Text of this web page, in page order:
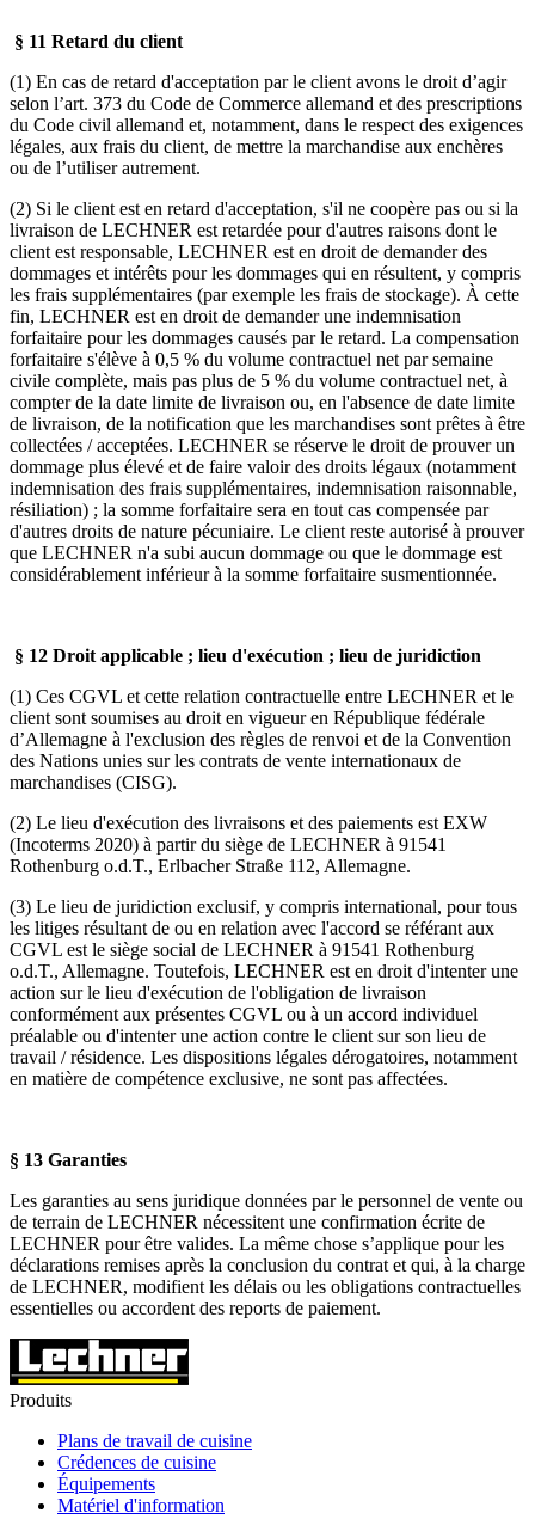
§ 11 Retard du client
(1) En cas de retard d'acceptation par le client avons le droit d’agir
selon l’art. 373 du Code de Commerce allemand et des prescriptions
du Code civil allemand et, notamment, dans le respect des exigences
légales, aux frais du client, de mettre la marchandise aux enchères
ou de l’utiliser autrement.
(2) Si le client est en retard d'acceptation, s'il ne coopère pas ou si la
livraison de LECHNER est retardée pour d'autres raisons dont le
client est responsable, LECHNER est en droit de demander des
dommages et intérêts pour les dommages qui en résultent, y compris
les frais supplémentaires (par exemple les frais de stockage). À cette
fin, LECHNER est en droit de demander une indemnisation
forfaitaire pour les dommages causés par le retard. La compensation
forfaitaire s'élève à 0,5 % du volume contractuel net par semaine
civile complète, mais pas plus de 5 % du volume contractuel net, à
compter de la date limite de livraison ou, en l'absence de date limite
de livraison, de la notification que les marchandises sont prêtes à être
collectées / acceptées. LECHNER se réserve le droit de prouver un
dommage plus élevé et de faire valoir des droits légaux (notamment
indemnisation des frais supplémentaires, indemnisation raisonnable,
résiliation) ; la somme forfaitaire sera en tout cas compensée par
d'autres droits de nature pécuniaire. Le client reste autorisé à prouver
que LECHNER n'a subi aucun dommage ou que le dommage est
considérablement inférieur à la somme forfaitaire susmentionnée.
§ 12 Droit applicable ; lieu d'exécution ; lieu de juridiction
(1) Ces CGVL et cette relation contractuelle entre LECHNER et le
client sont soumises au droit en vigueur en République fédérale
d’Allemagne à l'exclusion des règles de renvoi et de la Convention
des Nations unies sur les contrats de vente internationaux de
marchandises (CISG).
(2) Le lieu d'exécution des livraisons et des paiements est EXW
(Incoterms 2020) à partir du siège de LECHNER à 91541
Rothenburg o.d.T., Erlbacher Straße 112, Allemagne.
(3) Le lieu de juridiction exclusif, y compris international, pour tous
les litiges résultant de ou en relation avec l'accord se référant aux
CGVL est le siège social de LECHNER à 91541 Rothenburg
o.d.T., Allemagne. Toutefois, LECHNER est en droit d'intenter une
action sur le lieu d'exécution de l'obligation de livraison
conformément aux présentes CGVL ou à un accord individuel
préalable ou d'intenter une action contre le client sur son lieu de
travail / résidence. Les dispositions légales dérogatoires, notamment
en matière de compétence exclusive, ne sont pas affectées.
§ 13 Garanties
Les garanties au sens juridique données par le personnel de vente ou
de terrain de LECHNER nécessitent une confirmation écrite de
LECHNER pour être valides. La même chose s’applique pour les
déclarations remises après la conclusion du contrat et qui, à la charge
de LECHNER, modifient les délais ou les obligations contractuelles
essentielles ou accordent des reports de paiement.
Produits
Plans de travail de cuisine
Crédences de cuisine
Équipements
Matériel d'information